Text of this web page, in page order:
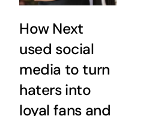
How Next
used social
media to turn
haters into
loyal fans and